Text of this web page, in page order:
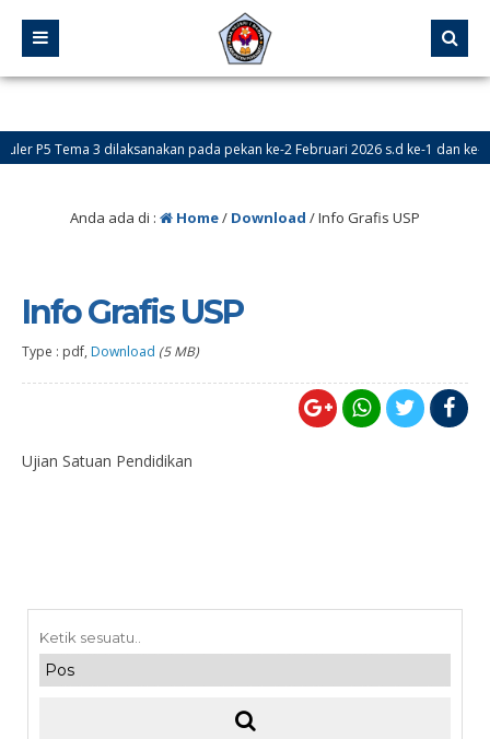
P5 Tema 3 dilaksanakan pada pekan ke-2 Februari 2026 s.d ke-1 dan ke-2
Anda ada di : Home/ Download /Info Grafis USP
Info Grafis USP
Type : pdf, Download (5 MB)
Ujian Satuan Pendidikan